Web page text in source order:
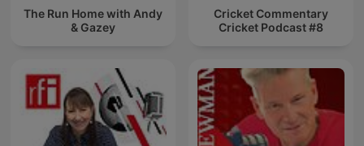
The Run Home with Andy
& Gazey
Cricket Commentary
Cricket Podcast #8